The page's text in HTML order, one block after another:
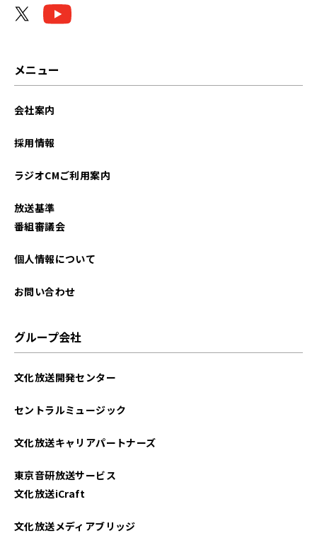
メニュー
会社案内
採用情報
ラジオCMご利用案内
放送基準
番組審議会
個人情報について
お問い合わせ
グループ会社
文化放送開発センター
セントラルミュージック
文化放送キャリアパートナーズ
東京音研放送サービス
文化放送iCraft
文化放送メディアブリッジ